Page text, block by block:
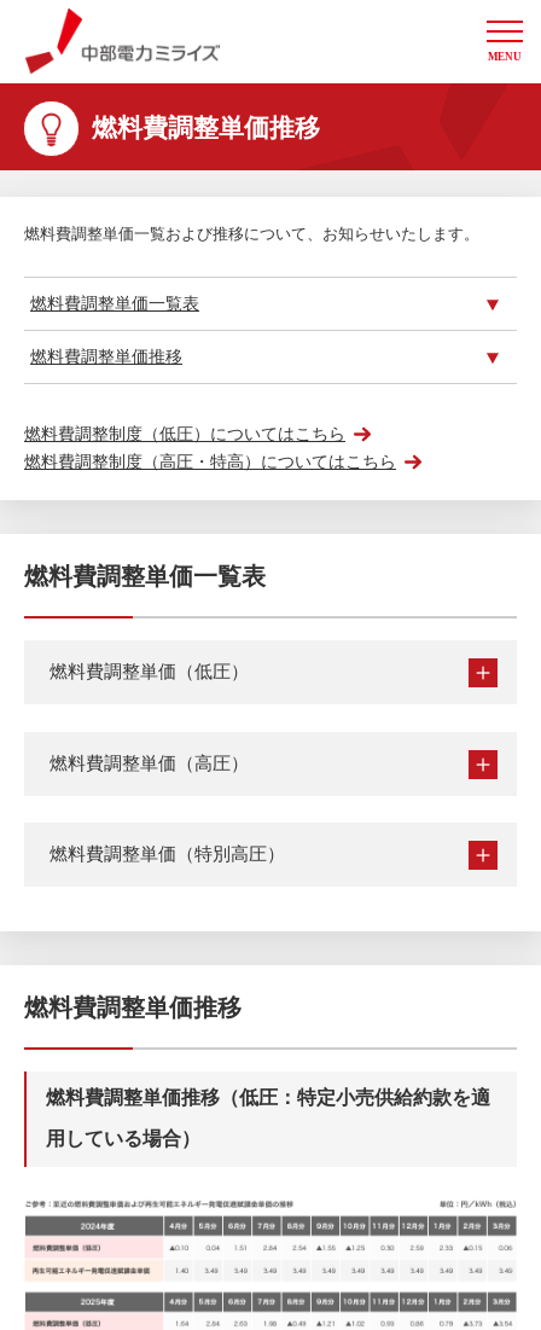
中部電力ミライズ
MENU
燃料費調整単価推移
燃料費調整単価一覧および推移について、お知らせいたします。
燃料費調整単価一覧表
燃料費調整単価推移
燃料費調整制度（低圧）についてはこちら
燃料費調整制度（高圧・特高）についてはこちら
燃料費調整単価一覧表
燃料費調整単価（低圧）
燃料費調整単価（高圧）
燃料費調整単価（特別高圧）
燃料費調整単価推移
燃料費調整単価推移（低圧：特定小売供給約款を適
用している場合）